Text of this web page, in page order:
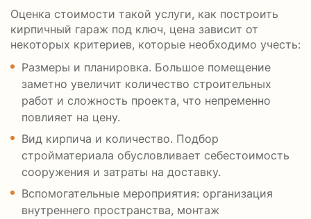
Оценка стоимости такой услуги, как построить
кирпичный гараж под ключ, цена зависит от
некоторых критериев, которые необходимо учесть:
Размеры и планировка. Большое помещение
заметно увеличит количество строительных
работ и сложность проекта, что непременно
повлияет на цену.
Вид кирпича и количество. Подбор
стройматериала обусловливает себестоимость
сооружения и затраты на доставку.
Вспомогательные мероприятия: организация
внутреннего пространства, монтаж